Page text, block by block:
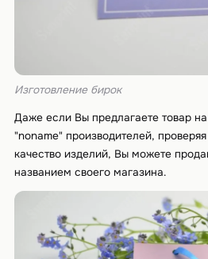
Изготовление бирок
Даже если Вы предлагаете товар
"noname" производителей,
качество изделий, Вы можете
названием своего магазина.